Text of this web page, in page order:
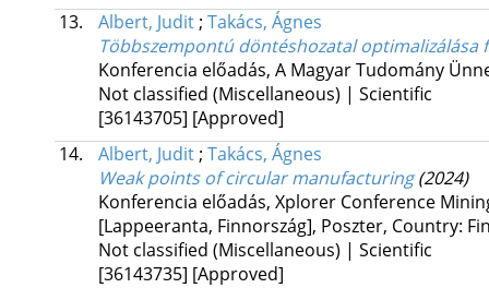
13.
Albert, Judit; Takács, Ágnes
Többszempontú döntéshozatal
Konferencia előadás, A Magyar Tudomány
Not classified (Miscellaneous) | Scientific
[36143705] [Approved]
14.
Albert, Judit; Takács, Ágnes
Weak points of circular manufacturing (2024)
Konferencia előadás, Xplorer Conference
[Lappeeranta, Finnország], Poszter, Country:
Not classified (Miscellaneous) | Scientific
[36143735] [Approved]